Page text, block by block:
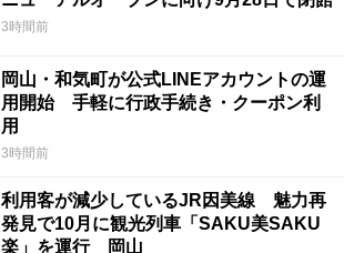
3時間前
岡山・和気町が公式LINEアカウントの運
用開始 手軽に行政手続き・クーポン利
用
3時間前
利用客が減少しているJR因美線 魅力再
発見で10月に観光列車「SAKU美SAKU
楽」を運行 岡山